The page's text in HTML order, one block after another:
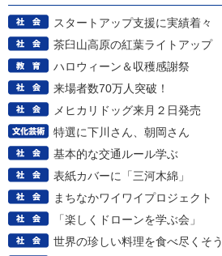
スタートアップ支援に実績着々
茶臼山高原の紅葉ライトアップ
ハロウィーン＆収穫感謝祭
来場者数70万人突破！
メヒカリドッグ来月２日発売
特選に下川さん、朝岡さん
基本的な交通ルール学ぶ
表紙カバーに「三河木綿」
まちなかワイワイプロジェクト
「楽しくドローンを学ぶ会」
世界の珍しい料理を食べ尽くそう